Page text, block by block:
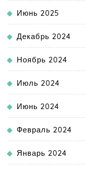
Июнь 2025
Декабрь 2024
Ноябрь 2024
Июль 2024
Июнь 2024
Февраль 2024
Январь 2024